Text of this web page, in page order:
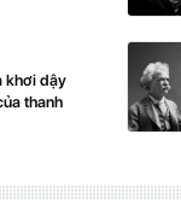
khơi dậy
thanh